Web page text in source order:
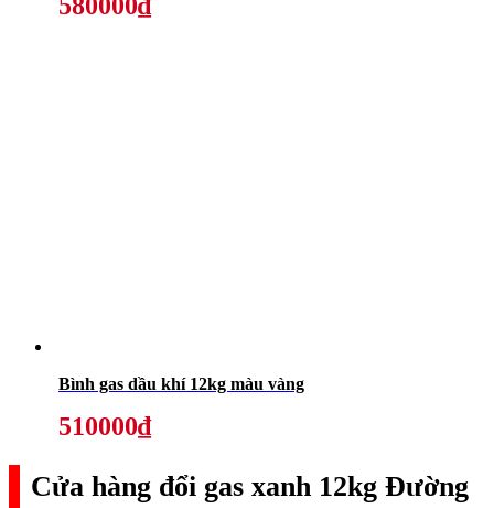
Bình gas dầu khí 12kg màu vàng
510000₫
Cửa hàng đổi gas xanh 12kg Đường